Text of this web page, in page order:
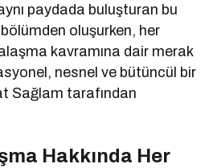
paydada buluşturan bu
oluşurken, her
kavramına dair merak
nesnel ve bütüncül bir
Sağlam tarafından
Hakkında Her